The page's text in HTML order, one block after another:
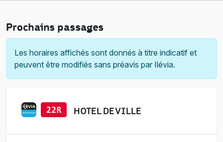
Prochains passages
Les horaires affichés sont donnés à titre indicatif et
peuvent être modifiés sans préavis par Ilévia.
HOTEL DE VILLE